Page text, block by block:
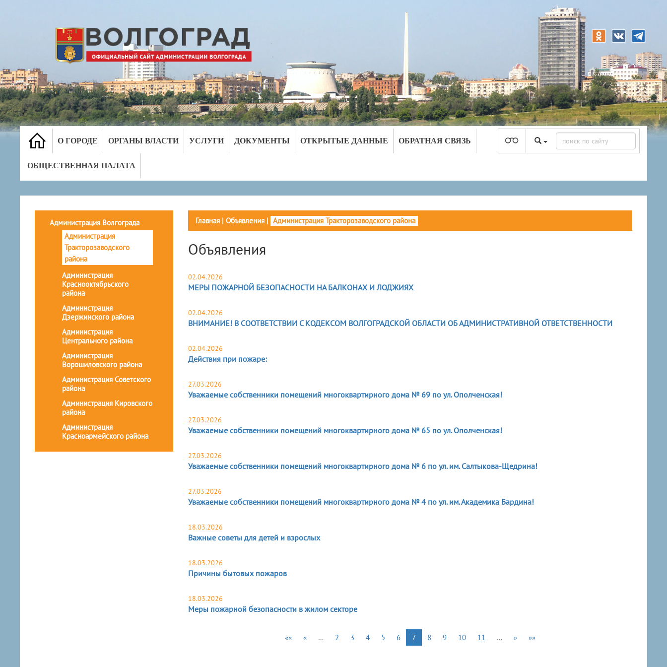
О ГОРОДЕ ОРГАНЫ ВЛАСТИ УСЛУГИ ДОКУМЕНТЫ ОТКРЫТЫЕ ДАННЫЕ ОБРАТНАЯ СВЯЗЬ
ОБЩЕСТВЕННАЯ ПАЛАТА
Администрация Волгограда
Администрация
Тракторозаводского
района
Администрация
Краснооктябрьского
района
Администрация
Дзержинского района
Администрация
Центрального района
Администрация
Ворошиловского района
Администрация Советского
района
Администрация Кировского
района
Администрация
Красноармейского района
Главная| Объявления| Администрация Тракторозаводского района
Объявления
02.04.2026
МЕРЫ ПОЖАРНОЙ БЕЗОПАСНОСТИ НА БАЛКОНАХ И ЛОДЖИЯХ
02.04.2026
ВНИМАНИЕ! В СООТВЕТСТВИИ С КОДЕКСОМ ВОЛГОГРАДСКОЙ ОБЛАСТИ ОБ АДМИНИСТРАТИВНОЙ ОТВЕТСТВЕННОСТИ
02.04.2026
Действия при пожаре:
27.03.2026
Уважаемые собственники помещений многоквартирного дома № 69 по ул. Ополченская!
27.03.2026
Уважаемые собственники помещений многоквартирного дома № 65 по ул. Ополченская!
27.03.2026
Уважаемые собственники помещений многоквартирного дома № 6 по ул. им. Салтыкова-Щедрина!
27.03.2026
Уважаемые собственники помещений многоквартирного дома № 4 по ул. им. Академика Бардина!
18.03.2026
Важные советы для детей и взрослых
18.03.2026
Причины бытовых пожаров
18.03.2026
Меры пожарной безопасности в жилом секторе
«« « … 2 3 4 5 6 7 8 9 10 11 … » »»